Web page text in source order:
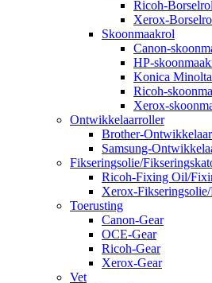
Ricoh-
Xerox-
Skoonmaakrol
Canon-
HP-
Konica
Ricoh-
Xerox-
Ontwikkelaarroller
Brother-
Samsung-
Fikseringsolie/
Ricoh-Fixing Oil/
Xerox-
Toerusting
Canon-Gear
OCE-Gear
Ricoh-Gear
Xerox-Gear
Vet